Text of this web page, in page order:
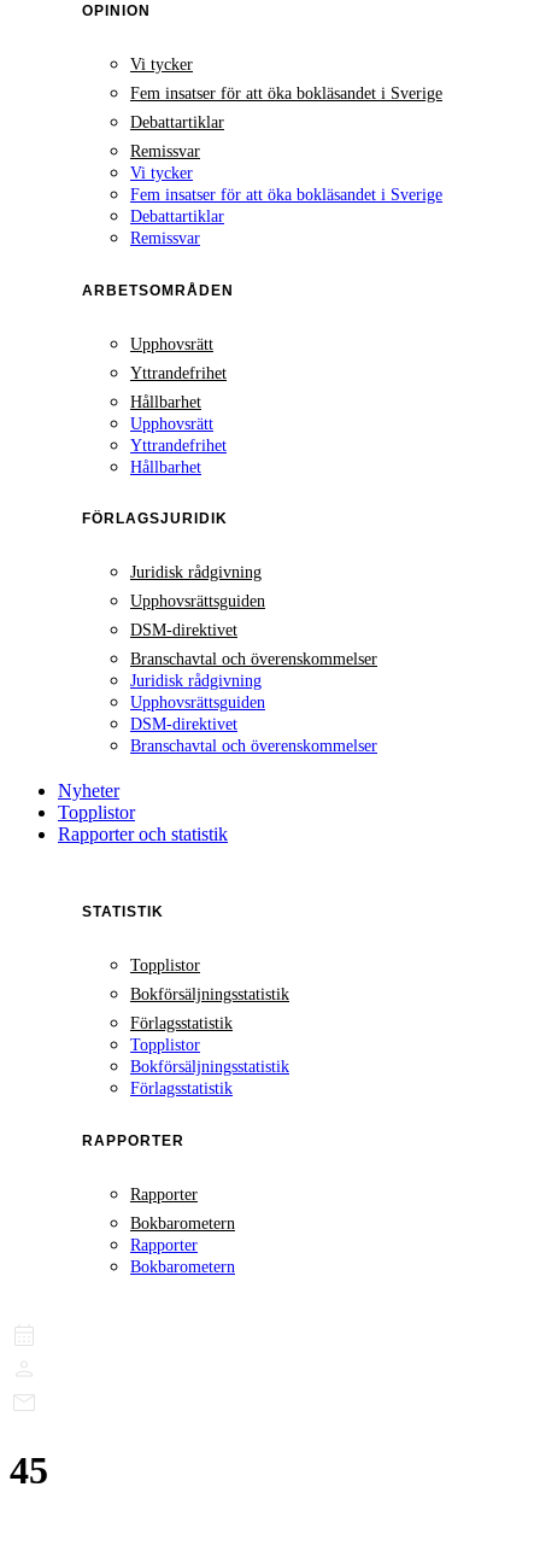
OPINION
Vi tycker
Fem insatser för att öka bokläsandet i Sverige
Debattartiklar
Remissvar
Vi tycker
Fem insatser för att öka bokläsandet i Sverige
Debattartiklar
Remissvar
ARBETSOMRÅDEN
Upphovsrätt
Yttrandefrihet
Hållbarhet
Upphovsrätt
Yttrandefrihet
Hållbarhet
FÖRLAGSJURIDIK
Juridisk rådgivning
Upphovsrättsguiden
DSM-direktivet
Branschavtal och överenskommelser
Juridisk rådgivning
Upphovsrättsguiden
DSM-direktivet
Branschavtal och överenskommelser
Nyheter
Topplistor
Rapporter och statistik
STATISTIK
Topplistor
Bokförsäljningsstatistik
Förlagsstatistik
Topplistor
Bokförsäljningsstatistik
Förlagsstatistik
RAPPORTER
Rapporter
Bokbarometern
Rapporter
Bokbarometern
45